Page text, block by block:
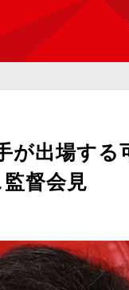
が出場する
督会見